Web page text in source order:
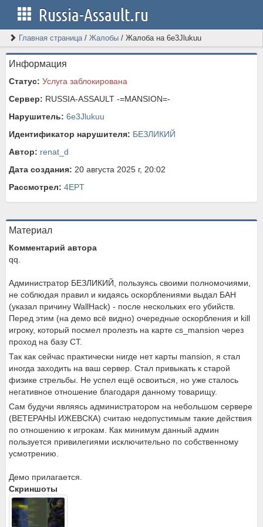
Russia-Assault.ru
Главная страница/ Жалобы / Жалоба на 6e3Jlukuu
Информация
Статус: Услуга заблокирована
Сервер: RUSSIA-ASSAULT -=MANSION=-
Нарушитель: 6e3Jlukuu
Идентификатор нарушителя: БЕЗЛИКИЙ
Автор: renat_d
Дата создания: 20 августа 2025 г, 20:02
Рассмотрел: 4EPT
Материал
Комментарий автора
qq.
Администратор БЕЗЛИКИЙ, пользуясь своими полномочиями,
не соблюдая правил и кидаясь оскорблениями выдал БАН
(указал причину WallHack) - после нескольких его убийств.
Перед этим (на демо всё видно) очередные оскорбления и kill
игроку, который посмел пролезть на карте cs_mansion через
проход на базу CT.
Так как сейчас практически нигде нет карты mansion, я стал
иногда заходить на ваш сервер. Стал привыкать к старой
физике стрельбы. Не успел ещё освоиться, но уже сталось
негативное отношение благодаря данному товарищу.
Сам будучи являясь администратором на небольшом сервере
(ВЕТЕРАНЫ ИЖЕВСКА) считаю недопустимым такие действия
по отношению к игрокам. Как минимум данный админ
пользуется привилегиями исключительно по собственному
усмотрению.
Демо прилагается.
Скриншоты